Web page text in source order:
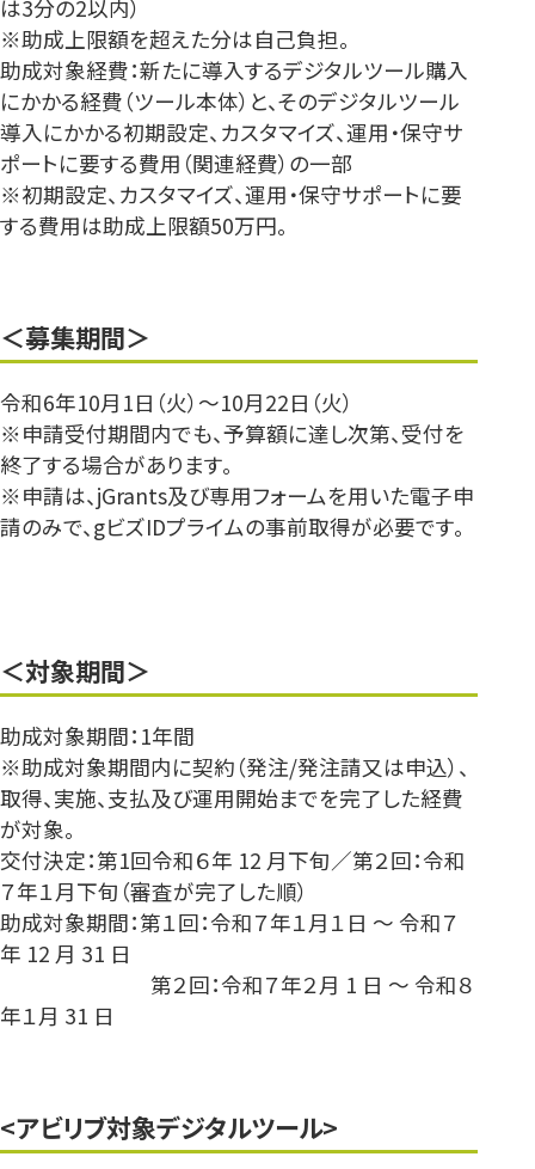
は3分の2以内）
※助成上限額を超えた分は自己負担。
助成対象経費：新たに導入するデジタルツール購入
にかかる経費（ツール本体）と、そのデジタルツール
導入にかかる初期設定、カスタマイズ、運用・保守サ
ポートに要する費用（関連経費）の一部
※初期設定、カスタマイズ、運用・保守サポートに要
する費用は助成上限額50万円。
＜募集期間＞
令和6年10月1日（火）～10月22日（火）
※申請受付期間内でも、予算額に達し次第、受付を
終了する場合があります。
※申請は、jGrants及び専用フォームを用いた電子申
請のみで、gビズIDプライムの事前取得が必要です。
＜対象期間＞
助成対象期間：1年間
※助成対象期間内に契約（発注/発注請⼜は申込）、
取得、実施、⽀払及び運⽤開始までを完了した経費
が対象。
交付決定：第1回令和６年 12 ⽉下旬／第２回：令和
７年１⽉下旬（審査が完了した順）
助成対象期間：第１回：令和７年１⽉１⽇ 〜 令和７
年 12 ⽉ 31 ⽇
第２回：令和７年２⽉ 1 ⽇ 〜 令和８
年１⽉ 31 ⽇
<アビリブ対象デジタルツール>